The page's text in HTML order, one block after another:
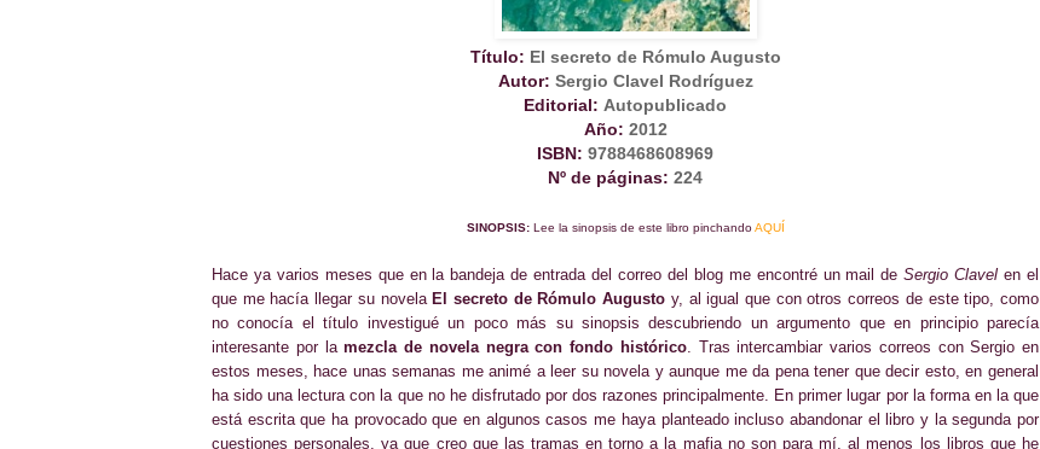
Título: El secreto de Rómulo Augusto
Autor: Sergio Clavel Rodríguez
Editorial: Autopublicado
Año: 2012
ISBN: 9788468608969
Nº de páginas: 224
SINOPSIS: Lee la sinopsis de este libro pinchandoAQUÍ
Hace ya varios meses que en la bandeja de entrada del correo del blog me encontré un mail deSergio Clavel en el
que me hacía llegar su novelaEl secreto de Rómulo Augusto y, al igual que con otros correos de este tipo, como
no conocía el título investigué un poco más su sinopsis descubriendo un argumento que en principio parecía
interesante por lamezcla de novela negra con fondo histórico. Tras intercambiar varios correos con Sergio en
estos meses, hace unas semanas me animé a leer su novela y aunque me da pena tener que decir esto, en general
ha sido una lectura con la que no he disfrutado por dos razones principalmente. En primer lugar por la forma en la que
está escrita que ha provocado que en algunos casos me haya planteado incluso abandonar el libro y la segunda por
cuestiones personales, ya que creo que las tramas en torno a la mafia no son para mí, al menos los libros que he